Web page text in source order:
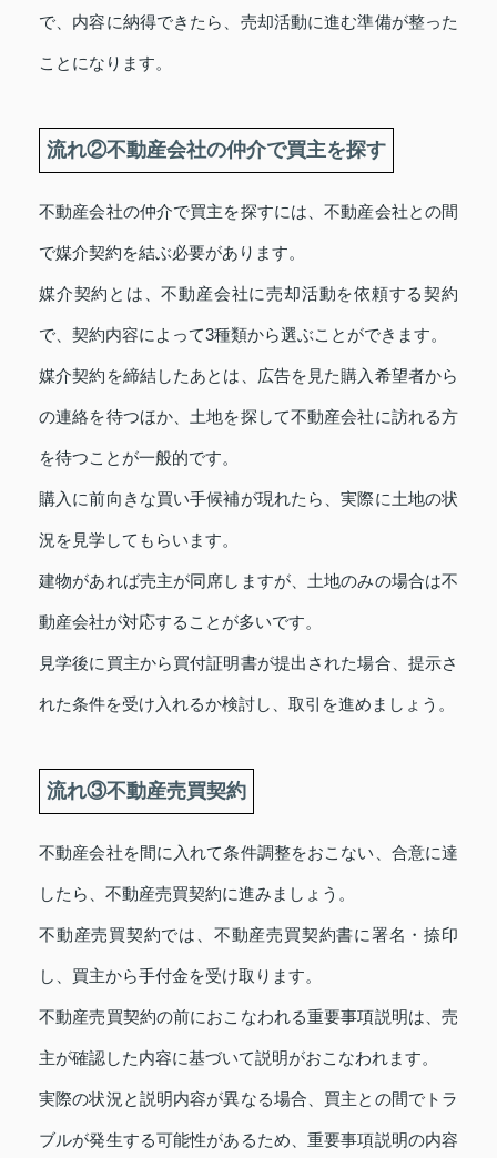
で、内容に納得できたら、売却活動に進む準備が整った
ことになります。
流れ②不動産会社の仲介で買主を探す
不動産会社の仲介で買主を探すには、不動産会社との間
で媒介契約を結ぶ必要があります。
媒介契約とは、不動産会社に売却活動を依頼する契約
で、契約内容によって3種類から選ぶことができます。
媒介契約を締結したあとは、広告を見た購入希望者から
の連絡を待つほか、土地を探して不動産会社に訪れる方
を待つことが一般的です。
購入に前向きな買い手候補が現れたら、実際に土地の状
況を見学してもらいます。
建物があれば売主が同席しますが、土地のみの場合は不
動産会社が対応することが多いです。
見学後に買主から買付証明書が提出された場合、提示さ
れた条件を受け入れるか検討し、取引を進めましょう。
流れ③不動産売買契約
不動産会社を間に入れて条件調整をおこない、合意に達
したら、不動産売買契約に進みましょう。
不動産売買契約では、不動産売買契約書に署名・捺印
し、買主から手付金を受け取ります。
不動産売買契約の前におこなわれる重要事項説明は、売
主が確認した内容に基づいて説明がおこなわれます。
実際の状況と説明内容が異なる場合、買主との間でトラ
ブルが発生する可能性があるため、重要事項説明の内容